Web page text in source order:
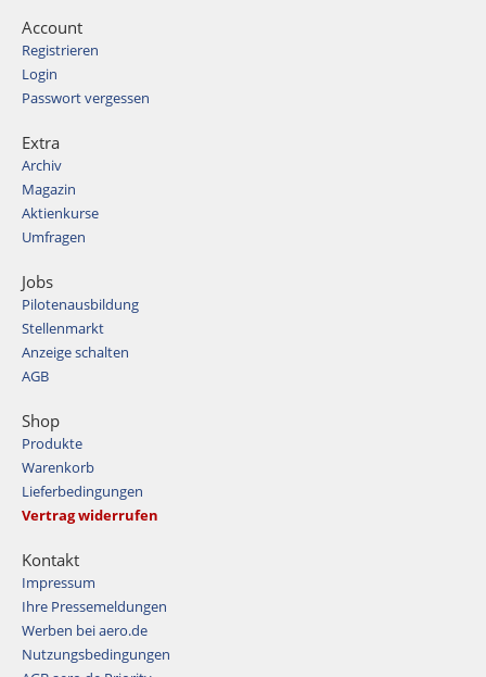
Account
Registrieren
Login
Passwort vergessen
Extra
Archiv
Magazin
Aktienkurse
Umfragen
Jobs
Pilotenausbildung
Stellenmarkt
Anzeige schalten
AGB
Shop
Produkte
Warenkorb
Lieferbedingungen
Vertrag widerrufen
Kontakt
Impressum
Ihre Pressemeldungen
Werben bei aero.de
Nutzungsbedingungen